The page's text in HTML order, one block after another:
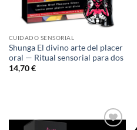
CUIDADO SENSORIAL
Shunga El divino arte del placer
oral — Ritual sensorial para dos
14,70€